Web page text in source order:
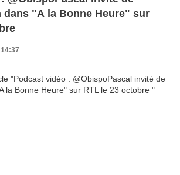
dans "A la Bonne Heure" sur